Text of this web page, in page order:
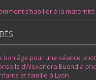
s’habiller à la maternité
bon âge pour une séance
d’Alexandra Buendia
et famille à Lyon